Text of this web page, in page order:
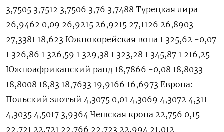
3,7505 3,7512 3,7506 3,76 3,7488 Турецкая лира
26,9462 0,09 26,9215 26,9215 27,1126 26,8903
27,3381 18,623 Южнокорейская вона 1 325,62 -0,07
1 326,86 1 326,59 1 329,38 1 323,28 1 345,87 1 216,25
Южноафриканский ранд 18,7866 -0,08 18,8033
18,8008 18,83 18,7633 19,9166 16,6973 Европа:
Польский злотый 4,3075 0,01 4,3069 4,3072 4,311
4,3035 4,5017 3,9364 Чешская крона 22,756 0,15
22,721 22,721 22,766 22,723 22,994 21,012